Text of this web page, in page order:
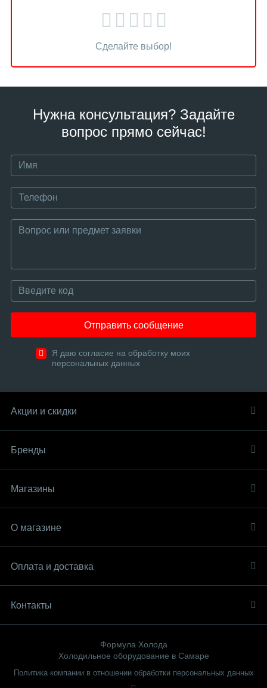
Сделайте выбор!
Нужна консультация? Задайте
вопрос прямо сейчас!
Отправить сообщение
Я даю согласие на обработку моих
персональных данных
Акции и скидки
Бренды
Магазины
О магазине
Оплата и доставка
Контакты
Формула Холода
Холодильное оборудование в Самаре
Политика компании в отношении обработки персональных данных